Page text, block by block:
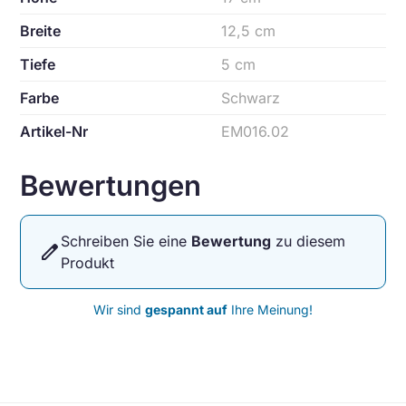
Breite
12,5 cm
Tiefe
5 cm
Farbe
Schwarz
Artikel-Nr
EM016.02
Bewertungen
edit Schreiben Sie eine Bewertung zu diesem
Produkt
Wir sind gespannt auf Ihre Meinung!